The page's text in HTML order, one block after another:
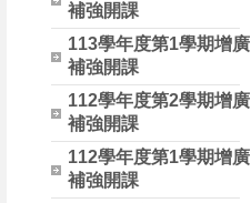
補強開課
113學年度第1學期增廣
補強開課
112學年度第2學期增廣
補強開課
112學年度第1學期增廣
補強開課